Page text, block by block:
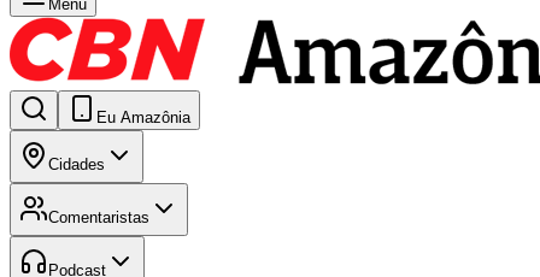
Menu
Eu Amazônia
Cidades
Comentaristas
Podcast